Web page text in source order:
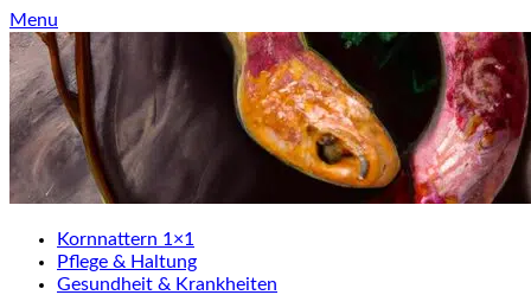
Skip
to
content
Menu
Kornnattern 1×1
Pflege & Haltung
Gesundheit & Krankheiten